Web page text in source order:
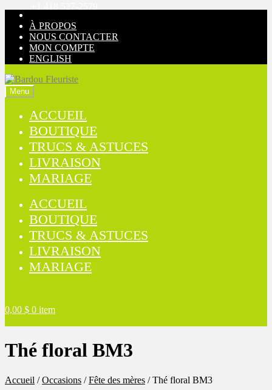
Aller
navigation
Aller
contenu
À PROPOS
NOUS CONTACTER
MON COMPTE
ENGLISH
Menu
ACCUEIL
BOUTIQUE
TRUCS & ASTUCES
LIVRAISON
MARIAGE
ACCUEIL
BOUTIQUE
TRUCS & ASTUCES
LIVRAISON
MARIAGE
0,00 $ 0 item
Thé floral BM3
Accueil /Occasions /Fête des mères /Thé floral BM3